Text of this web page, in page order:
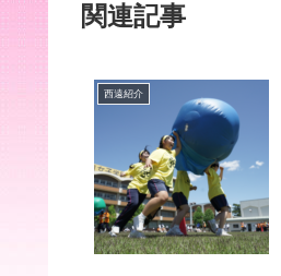
関連記事
西遠紹介